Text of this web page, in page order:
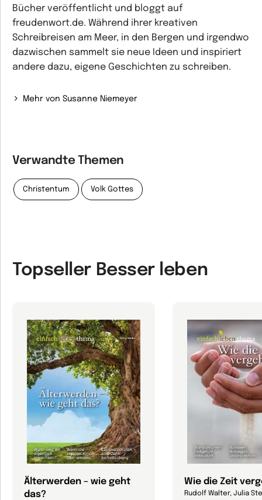
Bücher veröffentlicht und bloggt auf
freudenwort.de. Während ihrer kreativen
Schreibreisen am Meer, in den Bergen und irgendwo
dazwischen sammelt sie neue Ideen und inspiriert
andere dazu, eigene Geschichten zu schreiben.
Mehr von Susanne Niemeyer
Verwandte Themen
Christentum Volk Gottes
Topseller Besser leben
Älterwerden – wie geht
das?
Wie die Zeit
Rudolf Walter, Julia